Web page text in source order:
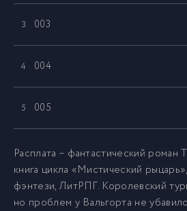
3 003
4 004
5 005
6 006
7 007
Расплата – фантастический роман
книга цикла «Мистический
фэнтези, ЛитРПГ. Королевский
но проблем у Вальгорта не